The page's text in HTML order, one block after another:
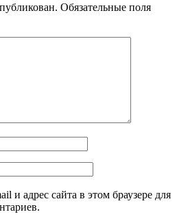
Обязательные поля
и адрес сайта в этом браузере для